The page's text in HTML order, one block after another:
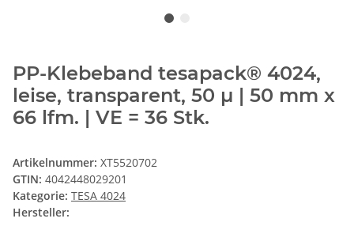
PP-Klebeband tesapack® 4024,
leise, transparent, 50 µ | 50 mm x
66 lfm. | VE = 36 Stk.
Artikelnummer: XT5520702
GTIN: 4042448029201
Kategorie: TESA 4024
Hersteller: